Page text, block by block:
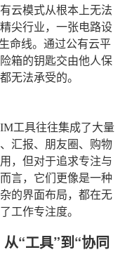
云模式从根本上无法
尖行业，一张电路设
命线。通过公有云平
箱的钥匙交由他人保
无法承受的。
工具往往集成了大量
汇报、朋友圈、购物
，但对于追求专注与
言，它们更像是一种
的界面布局，都在无
工作专注度。
“工具”到“协同